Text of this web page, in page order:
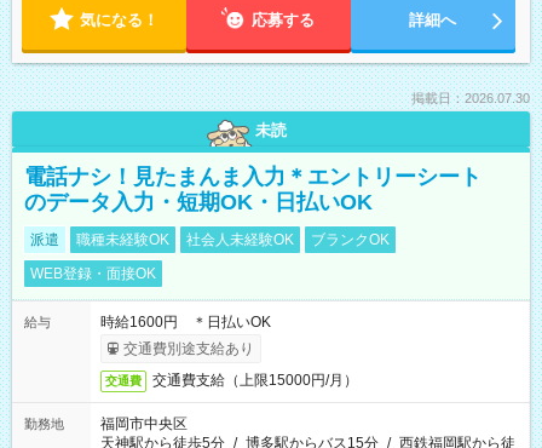
気になる！ 応募する 詳細へ
掲載日：2026.07.30
未読
電話ナシ！見たまんま入力＊エントリーシート
のデータ入力・短期OK・日払いOK
派遣 職種未経験OK 社会人未経験OK
ブランクOK
WEB登録・面接OK
給与
時給1600円 ＊日払いOK
交通費別途支給あり
交通費 交通費支給（上限15000円/月）
勤務地
福岡市中央区
天神駅から徒歩5分 / 博多駅からバス15分 / 西鉄福岡駅から徒